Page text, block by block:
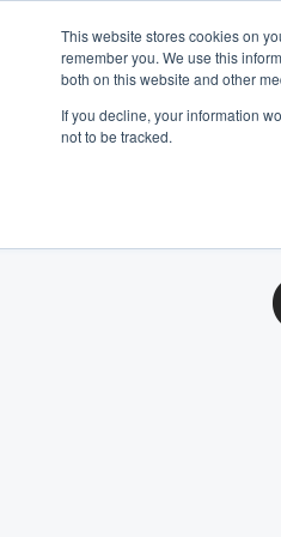
This website stores cookies on
remember you. We use this
both on this website and other
If you decline, your information
not to be tracked.
Prenez contact avec nous :+31 85